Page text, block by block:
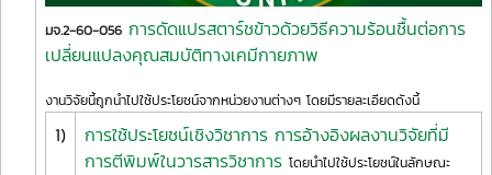
มจ.2-60-056 การดัดแปรสตาร์ชข้าวด้วยวิธีความร้อนชื้นต่อการ
เปลี่ยนแปลงคุณสมบัติทางเคมีกายภาพ
งานวิจัยนี้ถูกนำไปใช้ประโยชน์จากหน่วยงานต่างๆ โดยมีรายละเอียดดังนี้
1)
การใช้ประโยชน์เชิงวิชาการ การอ้างอิงผลงานวิจัยที่มี
การตีพิมพ์ในวารสารวิชาการ โดยนำไปใช้ประโยชน์ในลักษณะ